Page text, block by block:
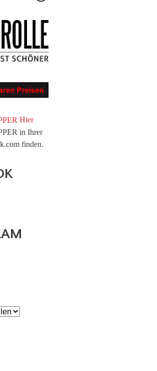
Hier
in Ihrer
finden.